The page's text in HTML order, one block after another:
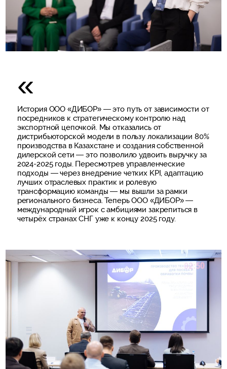
История ООО «ДИБОР» — это путь от зависимости от
посредников к стратегическому контролю над
экспортной цепочкой. Мы отказались от
дистрибьюторской модели в пользу локализации 80%
производства в Казахстане и создания собственной
дилерской сети — это позволило удвоить выручку за
2024-2025 годы. Пересмотрев управленческие
подходы — через внедрение четких KPI, адаптацию
лучших отраслевых практик и ролевую
трансформацию команды — мы вышли за рамки
регионального бизнеса. Теперь ООО «ДИБОР» —
международный игрок с амбициями закрепиться в
четырёх странах СНГ уже к концу 2025 году.